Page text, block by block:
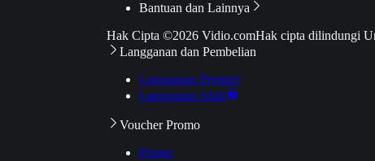
Bantuan dan Lainnya
Hak Cipta ©2026 Vidio.comHak cipta dilindungi
Langganan dan Pembelian
Langganan Premier
Langganan Aktif
Voucher Promo
Promo